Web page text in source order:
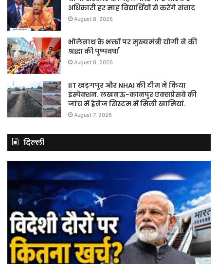
अधिकारी हर माह विद्यार्थियों से करेंगे संवाद
August 8, 2026
भोलेनाथ के भक्तों पर मुख्यमंत्री योगी ने की
श्रद्धा की पुष्पवर्षा
August 8, 2026
IIT खड़गपुर और NHAI की टीम ने किया
इंस्पेक्शन. लखनऊ-कानपुर एक्सप्रेसवे की
जांच में ड्रेनेज सिस्टम में मिली खामियां.
August 7, 2026
दिल्ली